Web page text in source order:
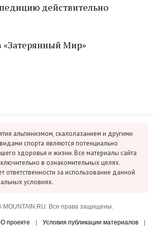
действительно
«Затерянный Мир»
альпинизмом, скалолазанием и другими
спорта являются потенциально
здоровья и жизни. Все материалы сайта
в ознакомительных целях.
ответственности за использование данной
условиях.
MOUNTAIN.RU. Все права защищены.
О проекте | Условия публикации материалов |